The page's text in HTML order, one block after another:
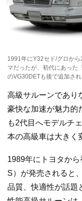
1991年にY32セド/グロか
マだったが、初代にあった
のVG30DETも後で追加さ
高級サルーンであり
豪快な加速が魅力的
も2代目へモデルチ
本の高級車は大きく
1989年にトヨタか
S）が発売されると
品質、快適性が話題